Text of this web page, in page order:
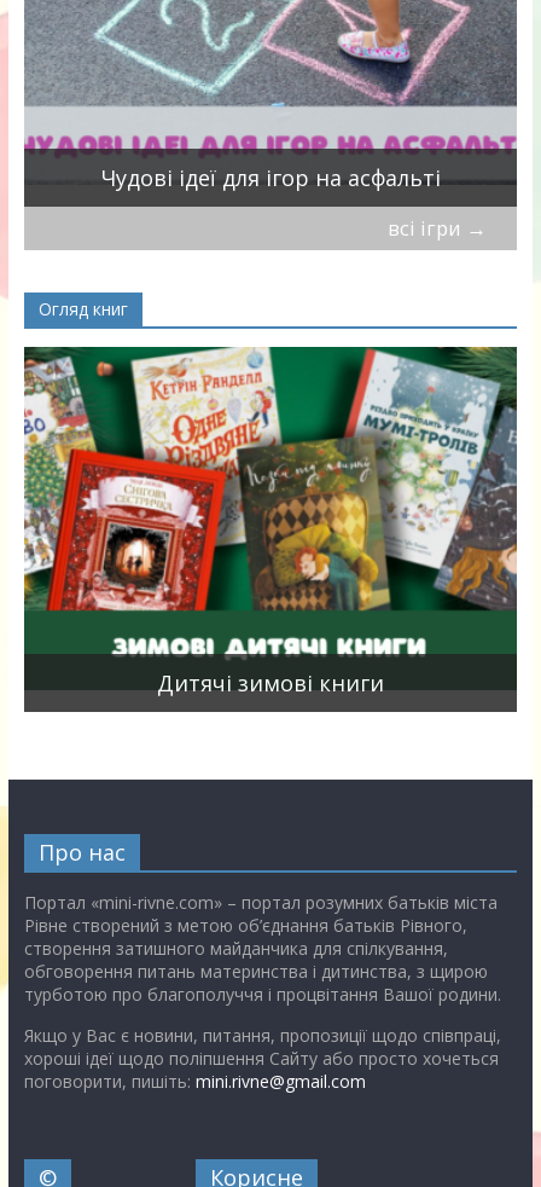
Чудові ідеї для ігор на асфальті
всі ігри →
Огляд книг
Дитячі зимові книги
Про нас
Портал «mini-rivne.com» – портал розумних батьків міста
Рівне створений з метою об’єднання батьків Рівного,
створення затишного майданчика для спілкування,
обговорення питань материнства і дитинства, з щирою
турботою про благополуччя і процвітання Вашої родини.
Якщо у Вас є новини, питання, пропозиції щодо співпраці,
хороші ідеї щодо поліпшення Сайту або просто хочеться
поговорити, пишіть: mini.rivne@gmail.com
© Корисне